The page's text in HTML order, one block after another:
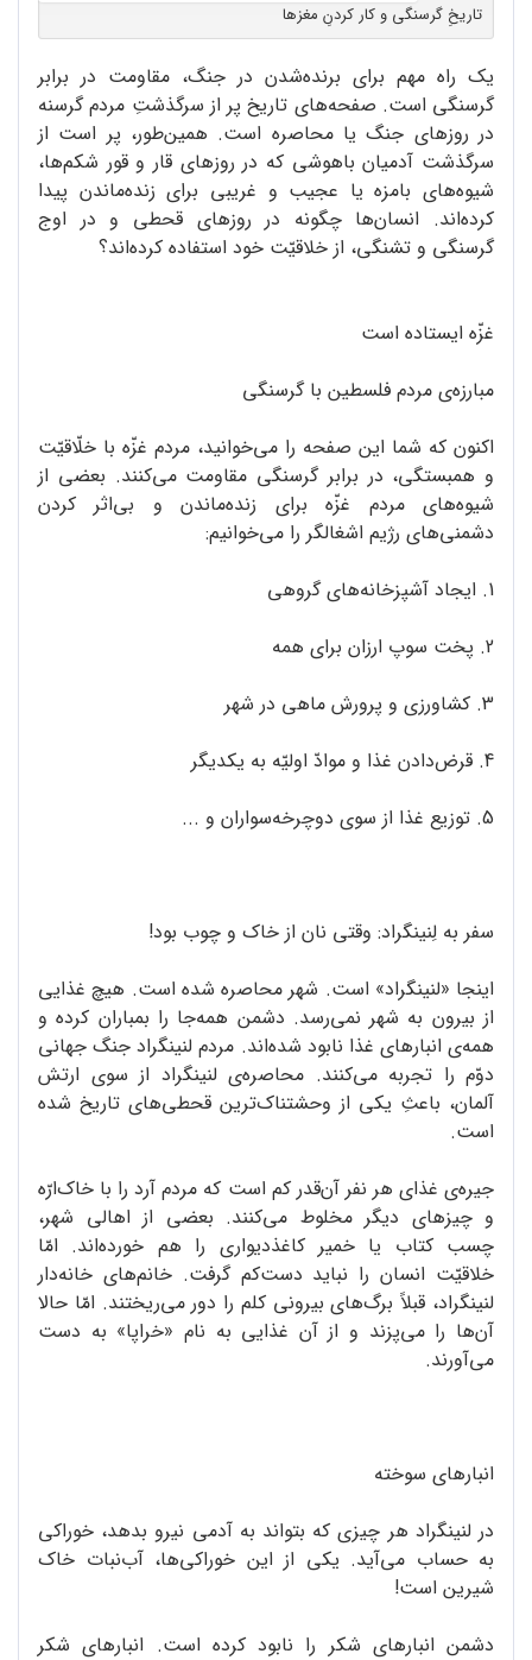
تاریخِ گرسنگی و کار کردنِ مغزها
یک راه مهم برای برنده‌شدن در جنگ، مقاومت در برابر
گرسنگی است. صفحه‌های تاریخ پر از سرگذشتِ مردم گرسنه
در روزهای جنگ یا محاصره است. همین‌طور، پر است از
سرگذشت آدمیان‌ باهوشی که در روزهای قار و قور شکم‌ها،
شیوه‌های بامزه یا عجیب و غریبی برای زنده‌ماندن پیدا
‌کرده‌اند. انسان‌ها چگونه در روزهای قحطی و در اوج
گرسنگی و تشنگی، از خلاقیّت خود استفاده کرده‌اند؟
غزّه ایستاده است
مبارزه‌ی مردم فلسطین با گرسنگی
اکنون که شما این صفحه را می‌خوانید، مردم غزّه با خلّاقیّت
و همبستگی، در برابر گرسنگی مقاومت می‌کنند. بعضی از
شیوه‌های مردم غزّه برای زنده‌ماندن و بی‌اثر کردن
دشمنی‌های رژیم اشغالگر را می‌خوانیم:
1. ایجاد آشپزخانه‌های گروهی
2. پخت سوپ ارزان برای همه
3. کشاورزی و پرورش ماهی در شهر
4. قرض‌دادن غذا و موادّ اولیّه به یکدیگر
5. توزیع غذا از سوی دوچرخه‌سواران و ...
سفر به لِنینگراد: وقتی نان از خاک و چوب بود!
اینجا «لنینگراد» است. شهر محاصره شده است. هیچ غذایی
از بیرون به شهر نمی‌رسد. دشمن همه‌جا را بمباران کرده و
همه‌ی انبارهای غذا نابود شده‌اند. مردم لنینگراد جنگ جهانی
دوّم را تجربه می‌کنند. محاصره‌ی لنینگراد از سوی ارتش
آلمان‌، باعثِ یکی از وحشتناک‌ترین قحطی‌های تاریخ شده
است.
جیره‌‌ی غذای هر نفر آن‌قدر کم است که مردم آرد را با خاک‌‌ارّه
و چیزهای دیگر مخلوط می‌کنند. بعضی از اهالی شهر،
چسب کتاب یا خمیر کاغذدیواری را هم خورده‌اند. امّا
خلاقیّت انسان را نباید دست‌کم گرفت. خانم‌های خانه‌دار
لنینگراد، قبلاً برگ‌های بیرونی کلم را دور می‌ریختند. امّا حالا
آن‌ها را می‌پزند و از آن غذایی به نام «خراپا» به دست
می‌آورند.
انبارهای سوخته
در لنینگراد هر چیزی که بتواند به آدمی نیرو بدهد، خوراکی
به حساب می‌آید. یکی از این خوراکی‌ها، آب‌نبات خاک
شیرین است!
دشمن انبارهای شکر را نابود کرده است. انبارهای شکر